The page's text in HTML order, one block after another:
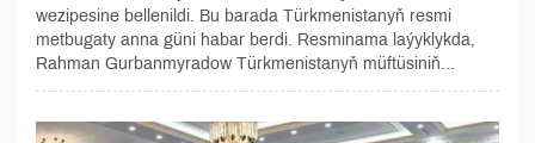
wezipesine bellenildi. Bu barada Türkmenistanyň resmi
metbugaty anna güni habar berdi. Resminama laýyklykda,
Rahman Gurbanmyradow Türkmenistanyň müftüsiniň...